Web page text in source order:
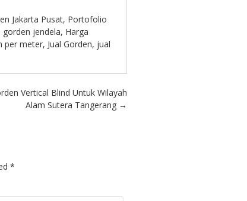
Jakarta Pusat, Portofolio
gorden jendela, Harga
per meter, Jual Gorden, jual
Vertical Blind Untuk Wilayah
Alam Sutera Tangerang →
*